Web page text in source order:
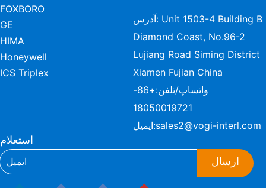
FOXBORO
GE
HIMA
Honeywell
ICS Triplex
آدرس: Unit 1503-4 Building B
Diamond Coast, No.96-2
Lujiang Road Siming District
Xiamen Fujian China
واتساپ/تلفن:
+86-
18050019721
ایمیل:sales2@vogi-interl.com
استعلام
ارسال